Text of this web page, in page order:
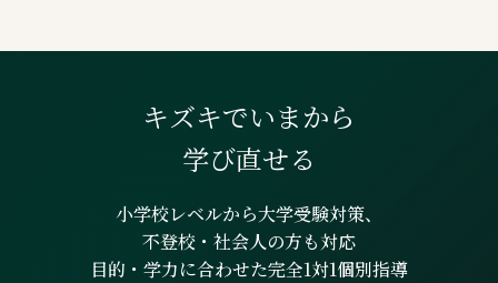
キズキでいまから
学び直せる
小学校レベルから大学受験対策、
不登校・社会人の方も対応
目的・学力に合わせた完全1対1個別指導